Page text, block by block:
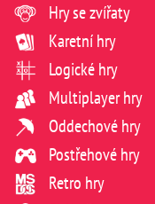
Hry se zvířaty
Karetní hry
Logické hry
Multiplayer hry
Oddechové hry
Postřehové hry
Retro hry